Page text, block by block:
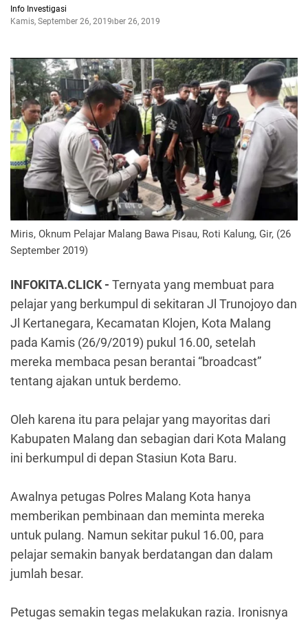
Info Investigasi
Kamis, September 26, 2019September 26, 2019
Miris, Oknum Pelajar Malang Bawa Pisau, Roti Kalung, Gir, (26
September 2019)
INFOKITA.CLICK - Ternyata yang membuat para
pelajar yang berkumpul di sekitaran Jl Trunojoyo dan
Jl Kertanegara, Kecamatan Klojen, Kota Malang
pada Kamis (26/9/2019) pukul 16.00, setelah
mereka membaca pesan berantai “broadcast”
tentang ajakan untuk berdemo.
Oleh karena itu para pelajar yang mayoritas dari
Kabupaten Malang dan sebagian dari Kota Malang
ini berkumpul di depan Stasiun Kota Baru.
Awalnya petugas Polres Malang Kota hanya
memberikan pembinaan dan meminta mereka
untuk pulang. Namun sekitar pukul 16.00, para
pelajar semakin banyak berdatangan dan dalam
jumlah besar.
Petugas semakin tegas melakukan razia. Ironisnya